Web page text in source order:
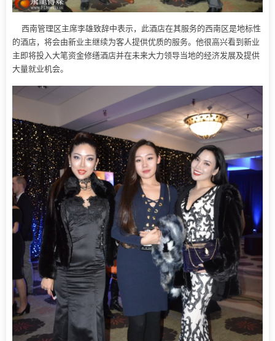
西南管理区主席李雄致辞中表示，此酒店在其服务的西南区是地标性
的酒店，将会由新业主继续为客人提供优质的服务。他很高兴看到新业
主即将投入大笔资金修缮酒店并在未来大力领导当地的经济发展及提供
大量就业机会。